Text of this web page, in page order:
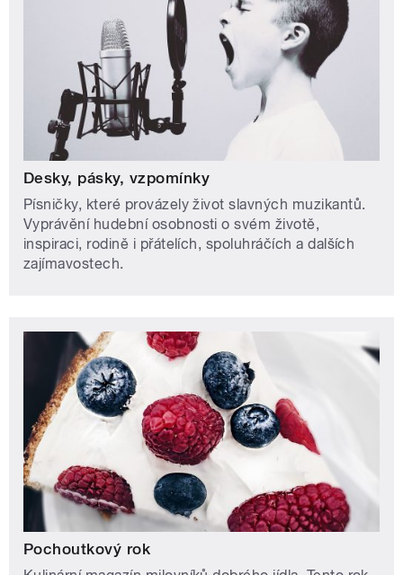
Desky, pásky, vzpomínky
Písničky, které provázely život slavných muzikantů.
Vyprávění hudební osobnosti o svém životě,
inspiraci, rodině i přátelích, spoluhráčích a dalších
zajímavostech.
Pochoutkový rok